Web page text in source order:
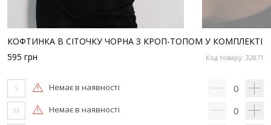
КОФТИНКА В СІТОЧКУ ЧОРНА З КРОП-ТОПОМ У КОМПЛЕКТІ
Код товару: 32871
595 грн
S Немає в наявності 0
M Немає в наявності 0